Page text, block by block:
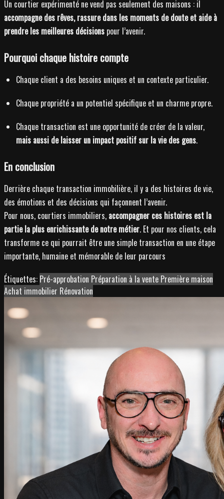
Un courtier expérimenté ne vend pas seulement des maisons : il
accompagne des rêves, rassure dans les moments de doute et aide à
prendre les meilleures décisions pour l’avenir.
Pourquoi chaque histoire compte
Chaque client a des besoins uniques et un contexte particulier.
Chaque propriété a un potentiel spécifique et un charme propre.
Chaque transaction est une opportunité de créer de la valeur,
mais aussi de laisser un impact positif sur la vie des gens.
En conclusion
Derrière chaque transaction immobilière, il y a des histoires de vie,
des émotions et des décisions qui façonnent l’avenir.
Pour nous, courtiers immobiliers, accompagner ces histoires est la
partie la plus enrichissante de notre métier. Et pour nos clients, cela
transforme ce qui pourrait être une simple transaction en une étape
importante, humaine et mémorable de leur parcours
Étiquettes: Pré-approbation Préparation à la vente Première maison
Achat immobilier Rénovation